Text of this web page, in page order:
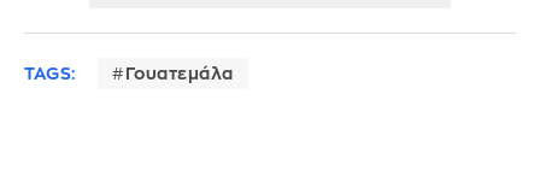
TAGS: Γουατεμάλα